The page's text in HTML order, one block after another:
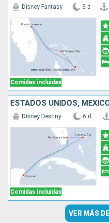
Comidas incluidas
Disney Fantasy 5 d
ESTADOS UNIDOS,
Comidas incluidas
Disney Destiny 6 d
VER MÁS